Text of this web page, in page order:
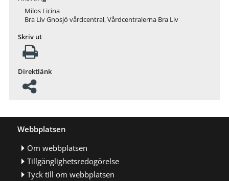
Milos Licina
Bra Liv Gnosjö vårdcentral, Vårdcentralerna Bra Liv
Skriv ut
Direktlänk
Webbplatsen
Om webbplatsen
Tillgänglighetsredogörelse
Tyck till om webbplatsen